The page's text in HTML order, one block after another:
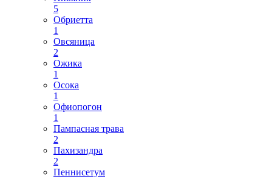
5
Обриетта
1
Овсяница
2
Ожика
1
Осока
1
Офиопогон
1
Пампасная трава
2
Пахизандра
2
Пеннисетум